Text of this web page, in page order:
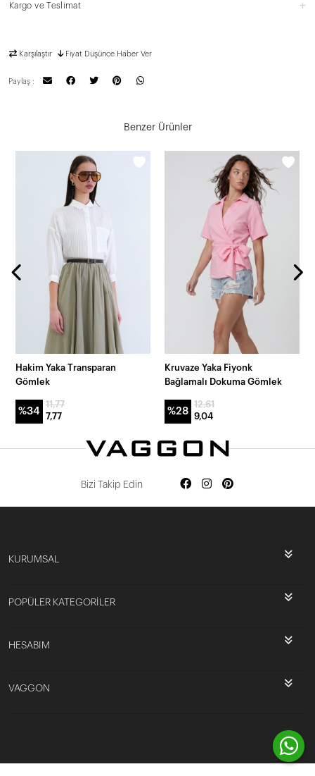
Kargo ve Teslimat
Karşılaştır Fiyat Düşünce Haber Ver
Paylaş :
Benzer Ürünler
Hakim Yaka Transparan
Gömlek
%34
11,77
7,77
Kruvaze Yaka Fiyonk
Bağlamalı Dokuma Gömlek
%28
12,61
9,04
Bizi Takip Edin
KURUMSAL
POPÜLER KATEGORİLER
HESABIM
VAGGON